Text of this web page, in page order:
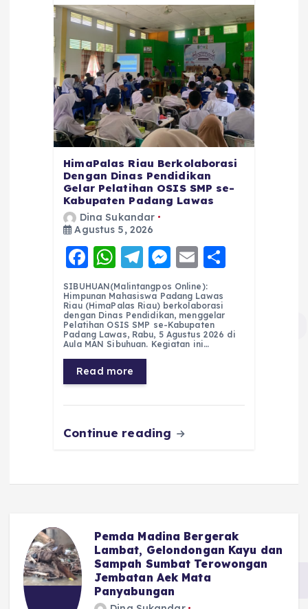
HimaPalas Riau Berkolaborasi
Dengan Dinas Pendidikan
Gelar Pelatihan OSIS SMP se-
Kabupaten Padang Lawas
Dina Sukandar
Agustus 5, 2026
F
a
c
e
b
o
o
k
W
h
a
ts
A
p
p
T
el
e
g
r
a
m
M
e
ss
e
n
E
m
ai
l
re
SIBUHUAN(Malintangpos Online):
Himpunan Mahasiswa Padang Lawas
Riau (HimaPalas Riau) berkolaborasi
dengan Dinas Pendidikan, menggelar
Pelatihan OSIS SMP se-Kabupaten
Padang Lawas, Rabu, 5 Agustus 2026 di
Aula MAN Sibuhuan. Kegiatan ini…
Read more
Continue reading
Pemda Madina Bergerak
Lambat, Gelondongan Kayu dan
Sampah Sumbat Terowongan
Jembatan Aek Mata
Panyabungan